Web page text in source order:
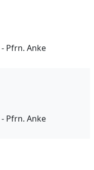
Pfrn. Anke
Pfrn. Anke